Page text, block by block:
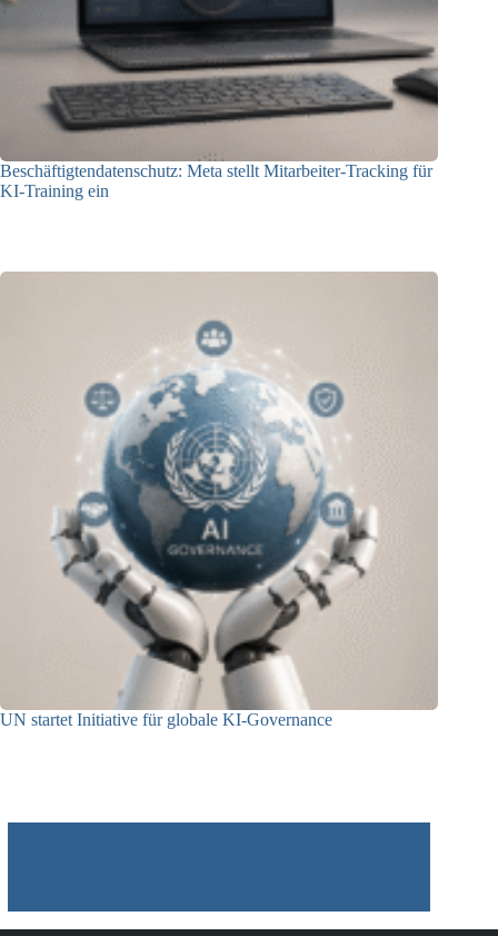
Beschäftigtendatenschutz: Meta stellt Mitarbeiter-Tracking für
KI-Training ein
UN startet Initiative für globale KI-Governance